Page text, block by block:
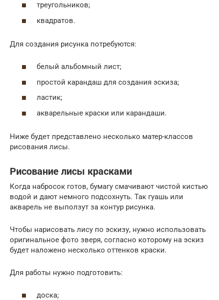
треугольников;
квадратов.
Для создания рисунка потребуются:
белый альбомный лист;
простой карандаш для создания эскиза;
ластик;
акварельные краски или карандаши.
Ниже будет представлено несколько матер-классов
рисования лисы.
Рисование лисы красками
Когда набросок готов, бумагу смачивают чистой кистью
водой и дают немного подсохнуть. Так гуашь или
акварель не выползут за контур рисунка.
Чтобы нарисовать лису по эскизу, нужно использовать
оригинальное фото зверя, согласно которому на эскиз
будет наложено несколько оттенков краски.
Для работы нужно подготовить:
доска;